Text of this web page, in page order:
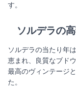
す。
ソルデラの
ソルデラの当たり年
恵まれ、良質なブド
最高のヴィンテージ
た。